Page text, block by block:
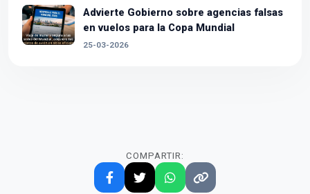
Advierte Gobierno sobre agencias falsas
en vuelos para la Copa Mundial
25-03-2026
COMPARTIR: